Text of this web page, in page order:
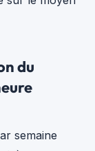
du
semaine